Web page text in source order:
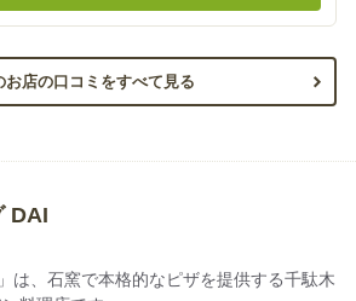
お店の口コミをすべて見る
DAI
は、石窯で本格的なピザを提供する千駄木